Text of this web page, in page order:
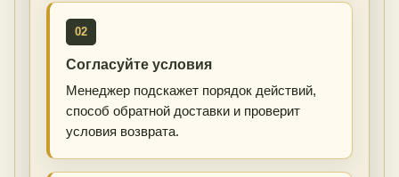
02
Согласуйте условия
Менеджер подскажет порядок действий,
способ обратной доставки и проверит
условия возврата.